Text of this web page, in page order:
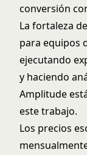
conversión
La fortaleza
para equipos
ejecutando
y haciendo
Amplitude
este trabajo.
Los precios